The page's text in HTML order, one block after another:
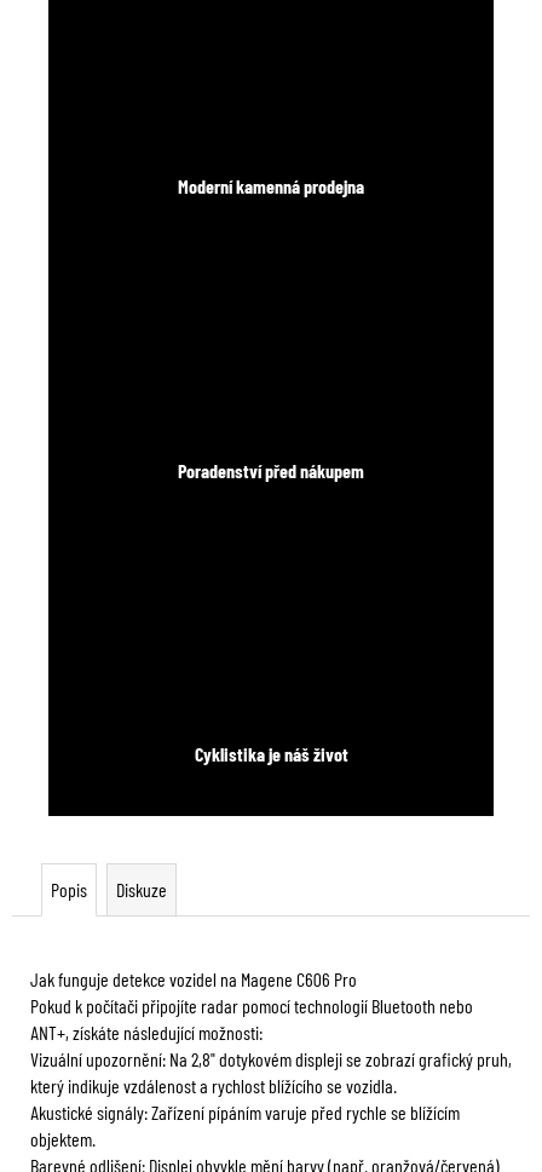
Moderní kamenná prodejna
Poradenství před nákupem
Cyklistika je náš život
Popis Diskuze
Jak funguje detekce vozidel na Magene C606 Pro
Pokud k počítači připojíte radar pomocí technologií Bluetooth nebo
ANT+, získáte následující možnosti:
Vizuální upozornění: Na 2,8" dotykovém displeji se zobrazí grafický pruh,
který indikuje vzdálenost a rychlost blížícího se vozidla.
Akustické signály: Zařízení pípáním varuje před rychle se blížícím
objektem.
Barevné odlišení: Displej obvykle mění barvy (např. oranžová/červená)